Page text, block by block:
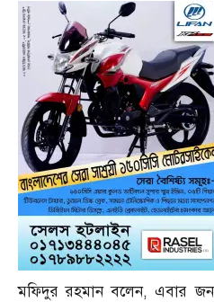
মফিদুর রহমান বলেন, এবার